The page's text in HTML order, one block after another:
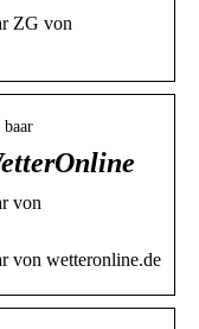
ZG von
von
von wetteronline.de